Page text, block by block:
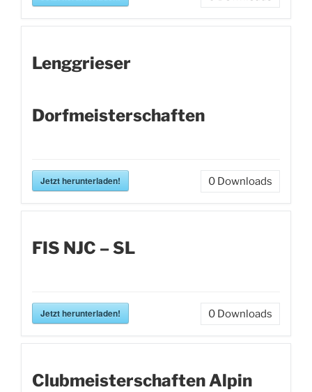
Lenggrieser
Dorfmeisterschaften
Jetzt herunterladen! 0 Downloads
FIS NJC – SL
Jetzt herunterladen! 0 Downloads
Clubmeisterschaften Alpin